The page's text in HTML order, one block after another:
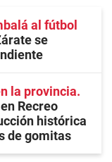
al fútbol
se
la provincia
Recreo
histórica
de gomitas